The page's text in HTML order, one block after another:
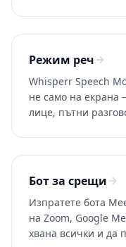
Режим реч
Whisperr Speech
не само на екрана
лице, пътни
Бот за срещи
Изпратете бота
на Zoom, Google
хвана всички и да